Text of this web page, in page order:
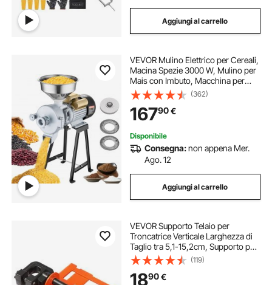
smerigliatrici industriali
mulino elettrico da banco
macina tutto cereali macina cereale
mulino per cereali umidi elettrico
per Cereali smerigliatrice
Aggiungi al carrello
VEVOR Mulino Elettrico per Cereali,
Macina Spezie 3000 W, Mulino per
Mais con Imbuto, Macchina per
Polvere Spessore Regolabile,
Mulino per Cereali per Farina
Impieghi Gravosi, Macina a Secco o
Umido
(362)
16790€
Disponibile
Consegna:non appena Mer.
Ago. 12
Aggiungi al carrello
VEVOR Supporto Telaio per
Troncatrice Verticale Larghezza di
Taglio tra 5,1-15,2cm, Supporto per
Lavoro di Legno Guida Taglio di
Legno in Ghisa, Supporto per
Troncatrice a Catena Verticale con
(119)
1890€